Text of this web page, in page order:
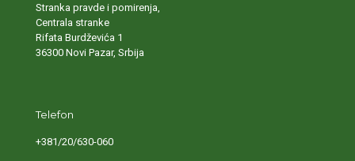
Stranka pravde i pomirenja,
Centrala stranke
Rifata Burdževića 1
36300 Novi Pazar, Srbija
Telefon
+381/20/630-060